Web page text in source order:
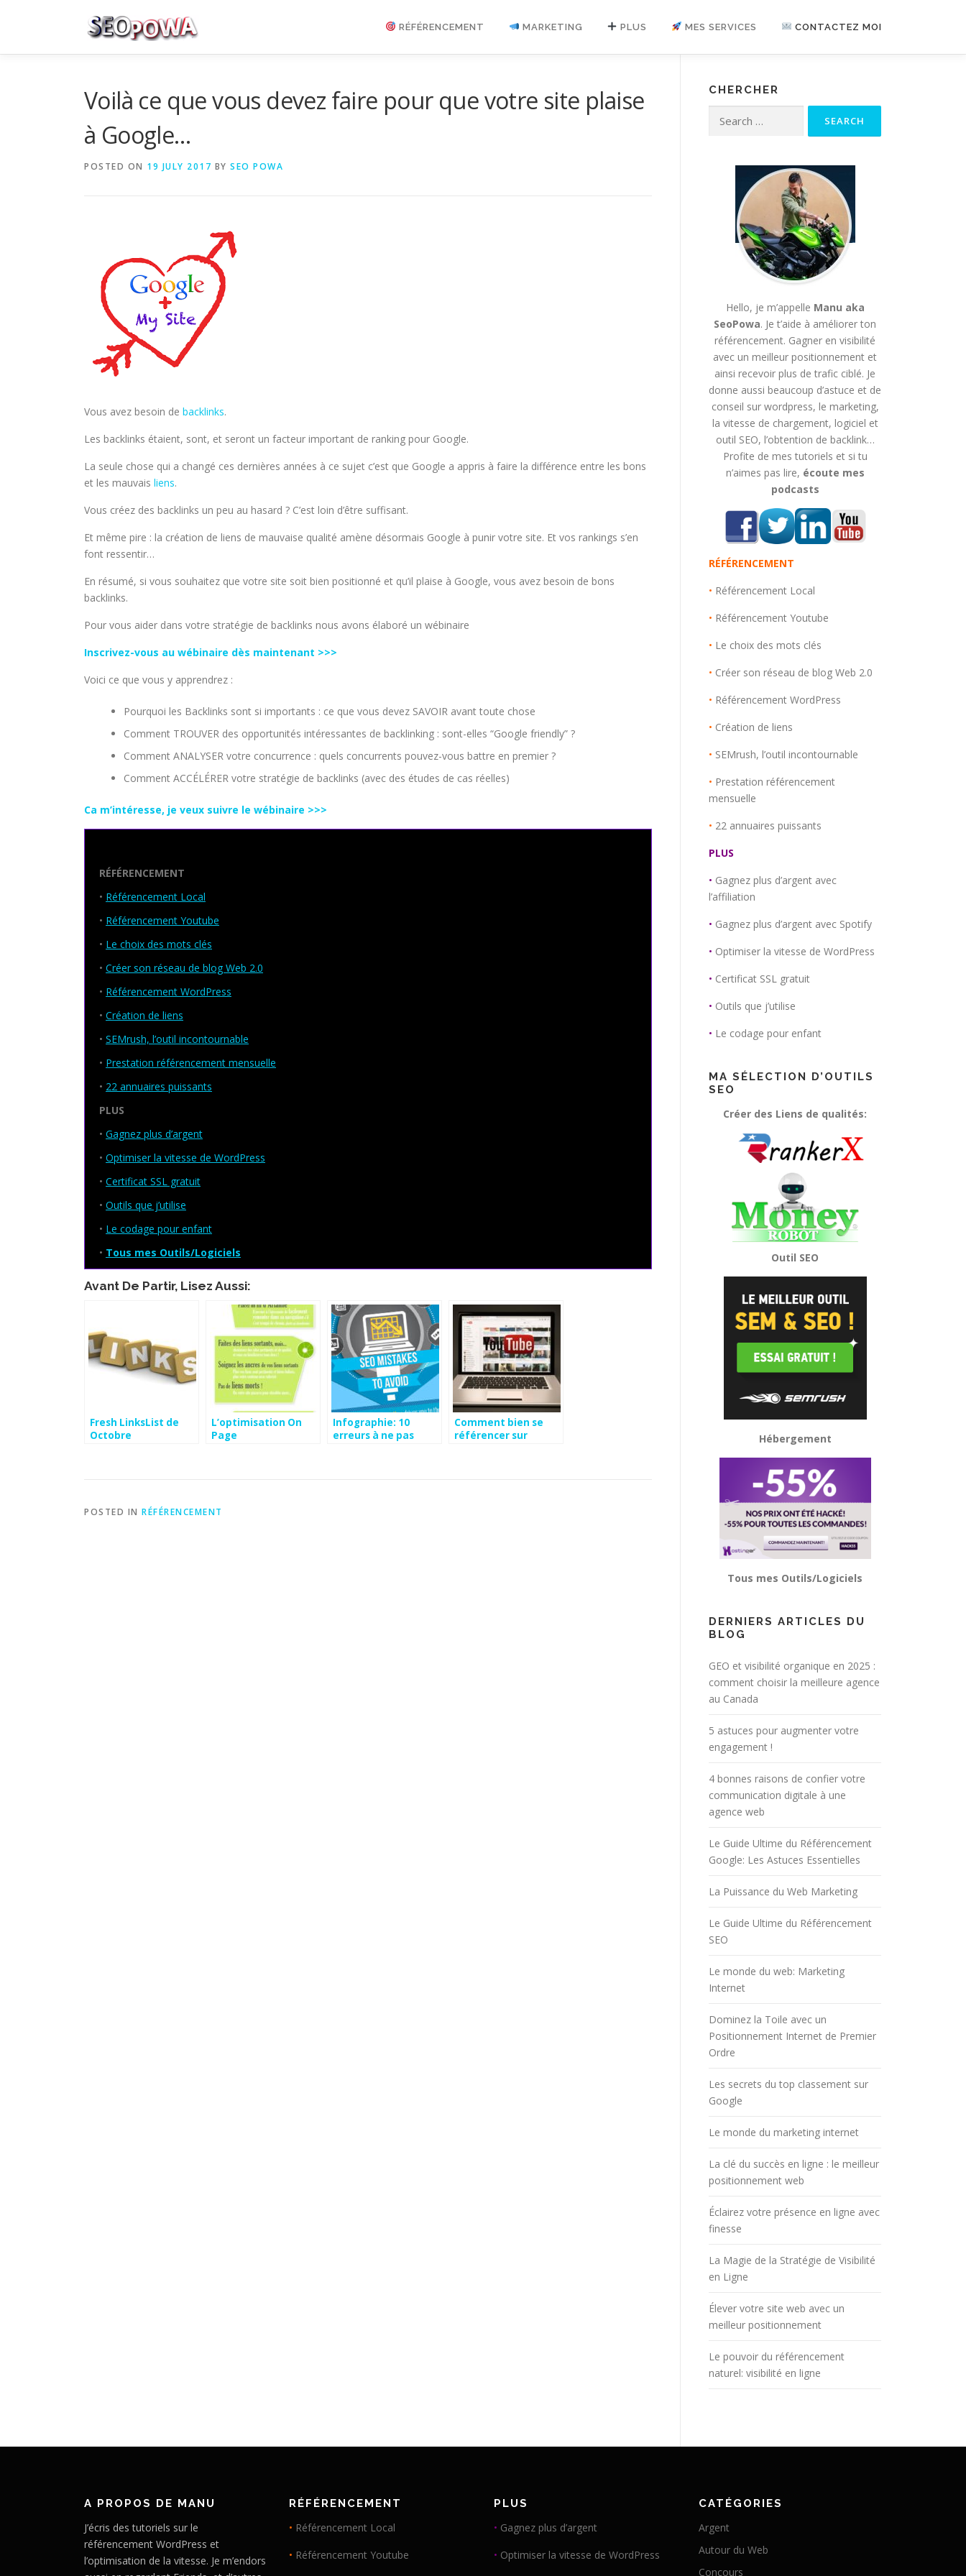
RÉFÉRENCEMENT MARKETING PLUS MES SERVICES CONTACTEZ MOI
Voilà ce que vous devez faire pour que votre site plaise
à Google…
POSTED ON 19 JULY 2017 BY SEO POWA
Vous avez besoin de backlinks.
Les backlinks étaient, sont, et seront un facteur important de ranking pour Google.
La seule chose qui a changé ces dernières années à ce sujet c’est que Google a appris à faire la différence entre les bons
et les mauvais liens.
Vous créez des backlinks un peu au hasard ? C’est loin d’être suffisant.
Et même pire : la création de liens de mauvaise qualité amène désormais Google à punir votre site. Et vos rankings s’en
font ressentir…
En résumé, si vous souhaitez que votre site soit bien positionné et qu’il plaise à Google, vous avez besoin de bons
backlinks.
Pour vous aider dans votre stratégie de backlinks nous avons élaboré un wébinaire
Inscrivez-vous au wébinaire dès maintenant >>>
Voici ce que vous y apprendrez :
Pourquoi les Backlinks sont si importants : ce que vous devez SAVOIR avant toute chose
Comment TROUVER des opportunités intéressantes de backlinking : sont-elles “Google friendly” ?
Comment ANALYSER votre concurrence : quels concurrents pouvez-vous battre en premier ?
Comment ACCÉLÉRER votre stratégie de backlinks (avec des études de cas réelles)
Ca m’intéresse, je veux suivre le wébinaire >>>
RÉFÉRENCEMENT
• Référencement Local
• Référencement Youtube
• Le choix des mots clés
• Créer son réseau de blog Web 2.0
• Référencement WordPress
• Création de liens
• SEMrush, l’outil incontournable
• Prestation référencement mensuelle
• 22 annuaires puissants
PLUS
• Gagnez plus d’argent
• Optimiser la vitesse de WordPress
• Certificat SSL gratuit
• Outils que j’utilise
• Le codage pour enfant
• Tous mes Outils/Logiciels
Avant De Partir, Lisez Aussi:
Fresh LinksList de
Octobre
L’optimisation On
Page
Infographie: 10
erreurs à ne pas
Comment bien se
référencer sur
POSTED IN RÉFÉRENCEMENT
CHERCHER
Search for:
Hello, je m’appelle Manu aka
SeoPowa. Je t’aide à améliorer ton
référencement. Gagner en visibilité
avec un meilleur positionnement et
ainsi recevoir plus de trafic ciblé. Je
donne aussi beaucoup d’astuce et de
conseil sur wordpress, le marketing,
la vitesse de chargement, logiciel et
outil SEO, l’obtention de backlink…
Profite de mes tutoriels et si tu
n’aimes pas lire, écoute mes
podcasts
RÉFÉRENCEMENT
• Référencement Local
• Référencement Youtube
• Le choix des mots clés
• Créer son réseau de blog Web 2.0
• Référencement WordPress
• Création de liens
• SEMrush, l’outil incontournable
• Prestation référencement
mensuelle
• 22 annuaires puissants
PLUS
• Gagnez plus d’argent avec
l’affiliation
• Gagnez plus d’argent avec Spotify
• Optimiser la vitesse de WordPress
• Certificat SSL gratuit
• Outils que j’utilise
• Le codage pour enfant
MA SÉLECTION D’OUTILS
SEO
Créer des Liens de qualités:
Outil SEO
Hébergement
Tous mes Outils/Logiciels
DERNIERS ARTICLES DU
BLOG
GEO et visibilité organique en 2025 :
comment choisir la meilleure agence
au Canada
5 astuces pour augmenter votre
engagement !
4 bonnes raisons de confier votre
communication digitale à une
agence web
Le Guide Ultime du Référencement
Google: Les Astuces Essentielles
La Puissance du Web Marketing
Le Guide Ultime du Référencement
SEO
Le monde du web: Marketing
Internet
Dominez la Toile avec un
Positionnement Internet de Premier
Ordre
Les secrets du top classement sur
Google
Le monde du marketing internet
La clé du succès en ligne : le meilleur
positionnement web
Éclairez votre présence en ligne avec
finesse
La Magie de la Stratégie de Visibilité
en Ligne
Élever votre site web avec un
meilleur positionnement
Le pouvoir du référencement
naturel: visibilité en ligne
A PROPOS DE MANU
J’écris des tutoriels sur le
référencement WordPress et
l’optimisation de la vitesse. Je m’endors
RÉFÉRENCEMENT
• Référencement Local
• Référencement Youtube
PLUS
• Gagnez plus d’argent
• Optimiser la vitesse de WordPress
CATÉGORIES
Argent
Autour du Web
Concours